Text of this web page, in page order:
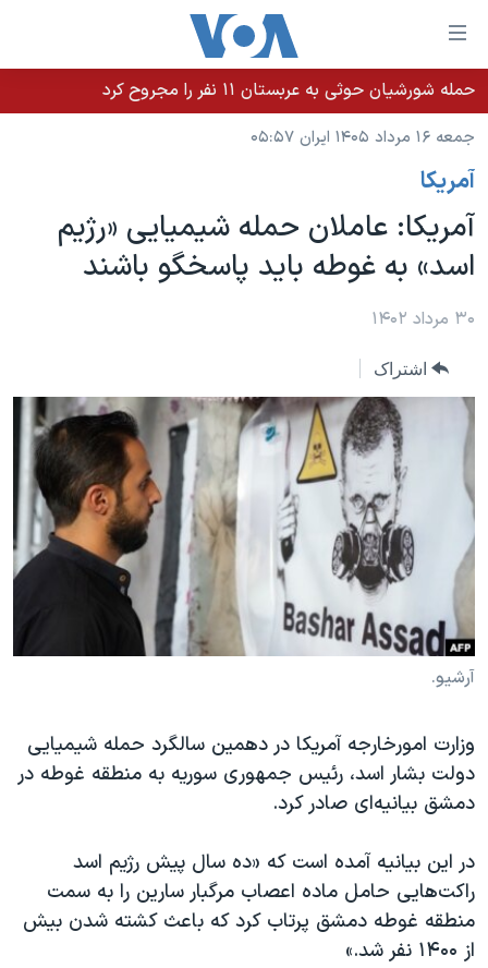
لینکهای
قابل
دسترسی
جهش
محتوای
اصلی
جهش
به
صفحه
جهش
به
جستجو
خانه
نسخه سبک وب‌سایت
موضوع ها
ایران
آمریکا
جهان
ویژه برنامه‌ها
ویدیوها
فرهنگ و زندگی
حقوق شهروندی
اقتصادی
علم و فناوری
آرشیو پخش زنده
برنامه های تلویزیونی
جدول برنامه ها
صفحه‌های ویژه
بایگانی برنامه‌های تلویزیونی
مستندها
انتخابات ریاست جمهوری آمریکا ۲۰۲۴
حمله جمهوری اسلامی به اسرائیل
رمز مهسا
مجموعه مستندهای دادخواهی
تریبونال مردمی آبان ۹۸
چهل سال گروگان‌گیری
قانون شفافیت دارائی کادر رهبری ایران
اعتراضات مردمی آبان ۹۸
فرکانس‌های صدای آمریکا
پخش رادیویی
یادگیری زبان انگلیسی
زبانهای مختلف
حمله شورشیان حوثی به عربستان ۱۱ نفر را مجروح کرد
جمعه ۱۶ مرداد ۱۴۰۵ ایران ۰۵:۵۷
آمريکا
آمریکا: عاملان حمله شیمیایی «رژیم
اسد» به غوطه باید پاسخگو باشند
۳۰ مرداد ۱۴۰۲
اشتراک
آرشیو.
وزارت امورخارجه آمریکا در دهمین سالگرد حمله شیمیایی
دولت بشار اسد، رئیس جمهوری سوریه به منطقه غوطه در
دمشق بیانیه‌ای صادر کرد.
در این بیانیه آمده است که «ده سال پیش رژیم اسد
راکت‌هایی حامل ماده اعصاب مرگبار سارین را به سمت
منطقه غوطه دمشق پرتاب کرد که باعث کشته شدن بیش
از ۱۴۰۰ نفر شد.»